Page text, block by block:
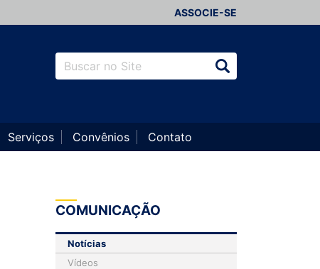
ASSOCIE-SE
Serviços Convênios Contato
COMUNICAÇÃO
Notícias
Vídeos